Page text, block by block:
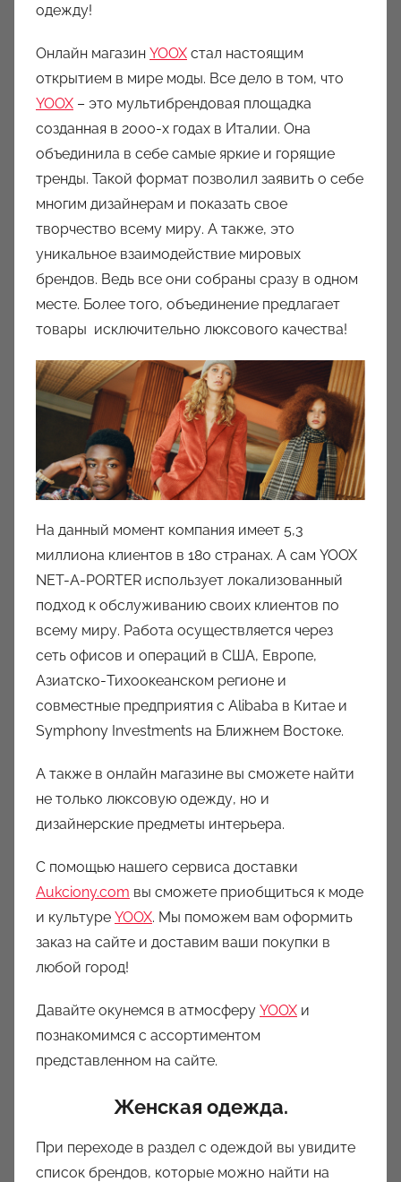
a
u
k
c
i
o
n
y
одежду!
Онлайн магазин YOOX стал настоящим
открытием в мире моды. Все дело в том, что
YOOX – это мультибрендовая площадка
созданная в 2000-х годах в Италии. Она
объединила в себе самые яркие и горящие
тренды. Такой формат позволил заявить о себе
многим дизайнерам и показать свое
творчество всему миру. А также, это
уникальное взаимодействие мировых
брендов. Ведь все они собраны сразу в одном
месте. Более того, объединение предлагает
товары исключительно люксового качества!
На данный момент компания имеет 5,3
миллиона клиентов в 180 странах. А сам YOOX
NET-A-PORTER использует локализованный
подход к обслуживанию своих клиентов по
всему миру. Работа осуществляется через
сеть офисов и операций в США, Европе,
Азиатско-Тихоокеанском регионе и
совместные предприятия с Alibaba в Китае и
Symphony Investments на Ближнем Востоке.
А также в онлайн магазине вы сможете найти
не только люксовую одежду, но и
дизайнерские предметы интерьера.
С помощью нашего сервиса доставки
Aukciony.com вы сможете приобщиться к моде
и культуре YOOX. Мы поможем вам оформить
заказ на сайте и доставим ваши покупки в
любой город!
Давайте окунемся в атмосферу YOOX и
познакомимся с ассортиментом
представленном на сайте.
Женская одежда.
При переходе в раздел с одеждой вы увидите
список брендов, которые можно найти на